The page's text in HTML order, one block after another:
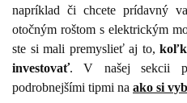
napríklad či chcete prídavný
otočným roštom s elektrickým
ste si mali premyslieť aj to,
investovať. V našej sekcii
podrobnejšími tipmi na ako si